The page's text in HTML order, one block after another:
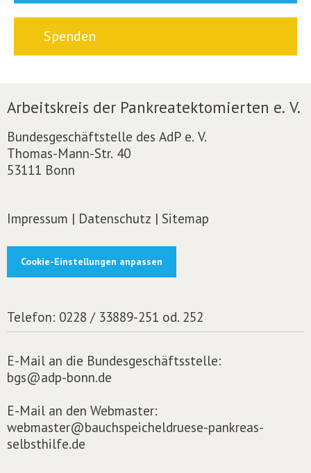
Spenden
Arbeitskreis der Pankreatektomierten e. V.
Bundesgeschäftstelle des AdP e. V.
Thomas-Mann-Str. 40
53111 Bonn
Impressum | Datenschutz | Sitemap
Cookie-Einstellungen anpassen
Telefon: 0228 / 33889-251 od. 252
E-Mail an die Bundesgeschäftsstelle:
bgs@adp-bonn.de
E-Mail an den Webmaster:
webmaster@bauchspeicheldruese-pankreas-
selbsthilfe.de